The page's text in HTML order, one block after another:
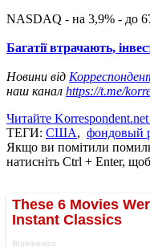
NASDAQ - на 3,9% - до
Багатії втрачають,
Новини від
наш канал https://t.me/
Читайте
ТЕГИ: США, фондовый
Якщо ви помітили
натисніть Ctrl + Enter,